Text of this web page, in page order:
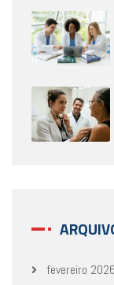
fevereiro 2026